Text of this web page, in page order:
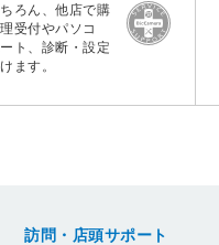
ろん、他店で購
受付やパソコ
ト、診断・設定
ます。
訪問・店頭サポート